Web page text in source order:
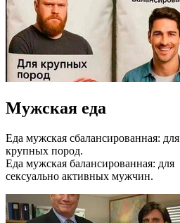
Мужская еда
Еда мужская сбалансированная: для
крупных пород.
Еда мужская балансированная: для
сексуально активных мужчин.